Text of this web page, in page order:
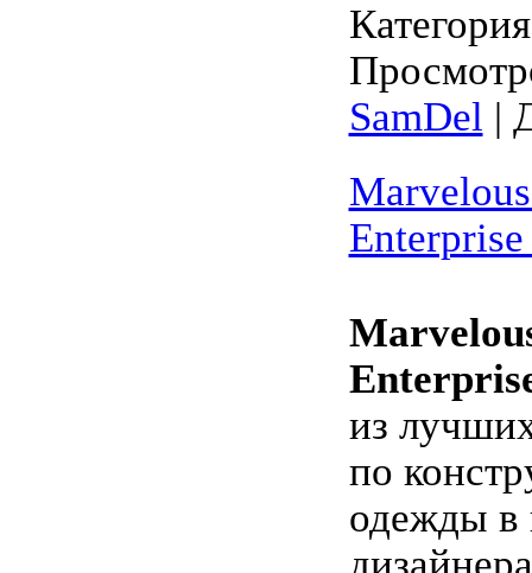
SamDel |
из
по
одежды